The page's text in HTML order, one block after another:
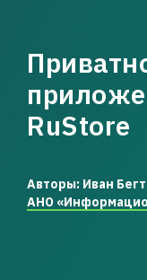
RuStore
Авторы: Иван
АНО